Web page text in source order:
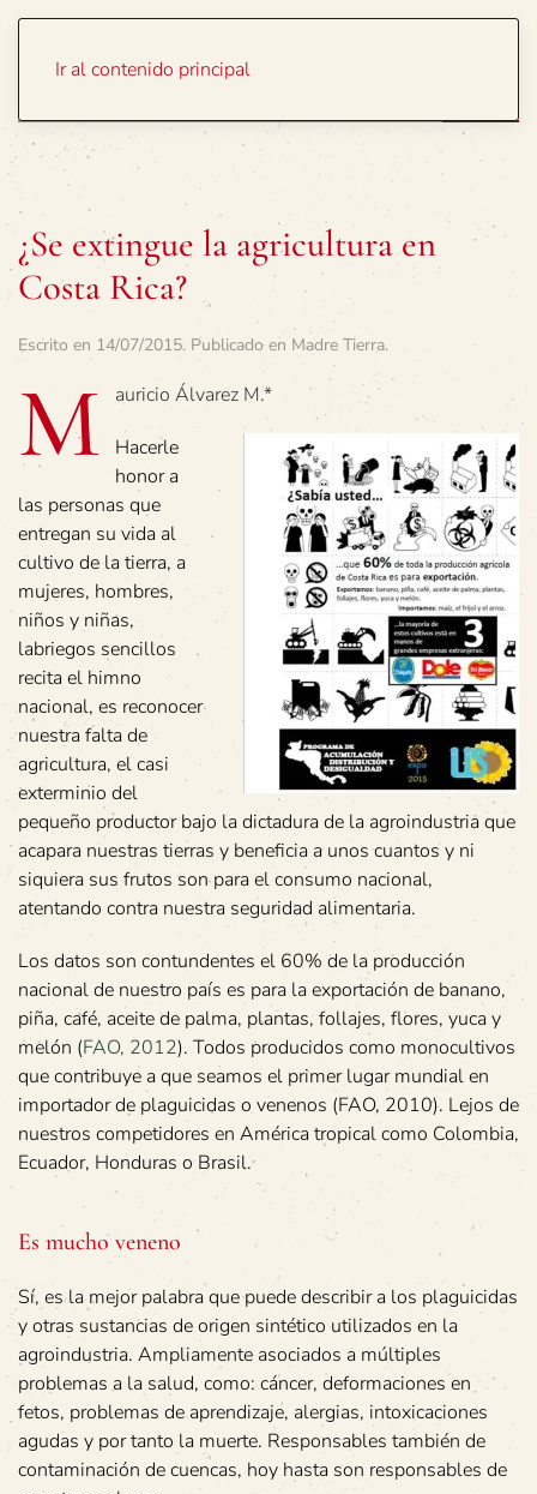
Ir al contenido principal
¿Se extingue la agricultura en
Costa Rica?
Escrito en 14/07/2015. Publicado en Madre Tierra.
M
auricio Álvarez M.*
Hacerle
honor a
las personas que
entregan su vida al
cultivo de la tierra, a
mujeres, hombres,
niños y niñas,
labriegos sencillos
recita el himno
nacional, es reconocer
nuestra falta de
agricultura, el casi
exterminio del
pequeño productor bajo la dictadura de la agroindustria que
acapara nuestras tierras y beneficia a unos cuantos y ni
siquiera sus frutos son para el consumo nacional,
atentando contra nuestra seguridad alimentaria.
Los datos son contundentes el 60% de la producción
nacional de nuestro país es para la exportación de banano,
piña, café, aceite de palma, plantas, follajes, flores, yuca y
melón (FAO, 2012). Todos producidos como monocultivos
que contribuye a que seamos el primer lugar mundial en
importador de plaguicidas o venenos (FAO, 2010). Lejos de
nuestros competidores en América tropical como Colombia,
Ecuador, Honduras o Brasil.
Es mucho veneno
Sí, es la mejor palabra que puede describir a los plaguicidas
y otras sustancias de origen sintético utilizados en la
agroindustria. Ampliamente asociados a múltiples
problemas a la salud, como: cáncer, deformaciones en
fetos, problemas de aprendizaje, alergias, intoxicaciones
agudas y por tanto la muerte. Responsables también de
contaminación de cuencas, hoy hasta son responsables de